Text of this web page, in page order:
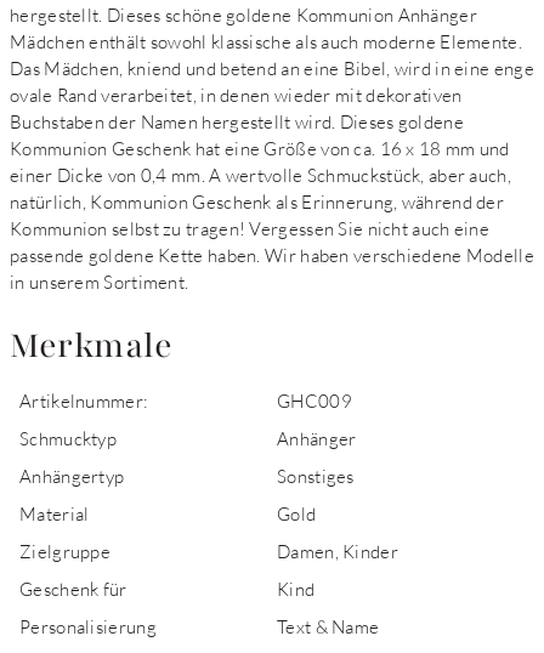
hergestellt. Dieses schöne goldene Kommunion Anhänger
Mädchen enthält sowohl klassische als auch moderne Elemente.
Das Mädchen, kniend und betend an eine Bibel, wird in eine enge
ovale Rand verarbeitet, in denen wieder mit dekorativen
Buchstaben der Namen hergestellt wird. Dieses goldene
Kommunion Geschenk hat eine Größe von ca. 16 x 18 mm und
einer Dicke von 0,4 mm. A wertvolle Schmuckstück, aber auch,
natürlich, Kommunion Geschenk als Erinnerung, während der
Kommunion selbst zu tragen! Vergessen Sie nicht auch eine
passende goldene Kette haben. Wir haben verschiedene Modelle
in unserem Sortiment.
Merkmale
Artikelnummer:
GHC009
Schmucktyp
Anhänger
Anhängertyp
Sonstiges
Material
Gold
Zielgruppe
Damen, Kinder
Geschenk für
Kind
Personalisierung
Text & Name